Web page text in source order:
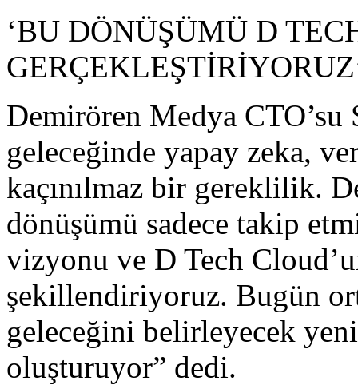
‘BU DÖNÜŞÜMÜ D
Demirören Medya CTO’su
geleceğinde yapay zeka,
kaçınılmaz bir gereklilik.
dönüşümü sadece takip
vizyonu ve D Tech
şekillendiriyoruz. Bugün
geleceğini belirleyecek
oluşturuyor” dedi.